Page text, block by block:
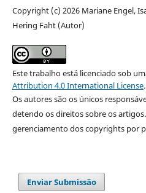
Copyright (c) 2026 Mariane Engel,
Hering Faht (Autor)
Este trabalho está licenciado sob
Attribution 4.0 International License.
Os autores são os únicos
detendo os direitos sobre os
gerenciamento dos copyrights por
Enviar Submissão